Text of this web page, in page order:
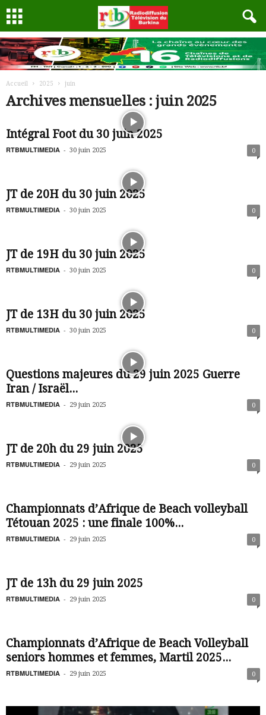
Accueil 2025 juin
Archives mensuelles : juin 2025
Intégral Foot du 30 juin 2025
RTBMULTIMEDIA - 30 juin 2025 0
JT de 20H du 30 juin 2025
RTBMULTIMEDIA - 30 juin 2025 0
JT de 19H du 30 juin 2025
RTBMULTIMEDIA - 30 juin 2025 0
JT de 13H du 30 juin 2025
RTBMULTIMEDIA - 30 juin 2025 0
Questions majeures du 29 juin 2025 Guerre
Iran / Israël...
RTBMULTIMEDIA - 29 juin 2025 0
JT de 20h du 29 juin 2025
RTBMULTIMEDIA - 29 juin 2025 0
Championnats d’Afrique de Beach volleyball
Tétouan 2025 : une finale 100%...
RTBMULTIMEDIA - 29 juin 2025 0
JT de 13h du 29 juin 2025
RTBMULTIMEDIA - 29 juin 2025 0
Championnats d’Afrique de Beach Volleyball
seniors hommes et femmes, Martil 2025...
RTBMULTIMEDIA - 29 juin 2025 0